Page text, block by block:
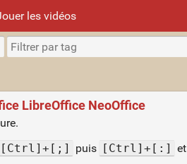
les vidéos
LibreOffice NeoOffice
[Ctrl]+[;] puis [Ctrl]+[:]